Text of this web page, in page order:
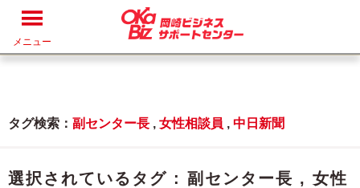
メニュー
タグ検索： 副センター長 , 女性相談員 , 中日新聞
選択されているタグ : 副センター長 , 女性